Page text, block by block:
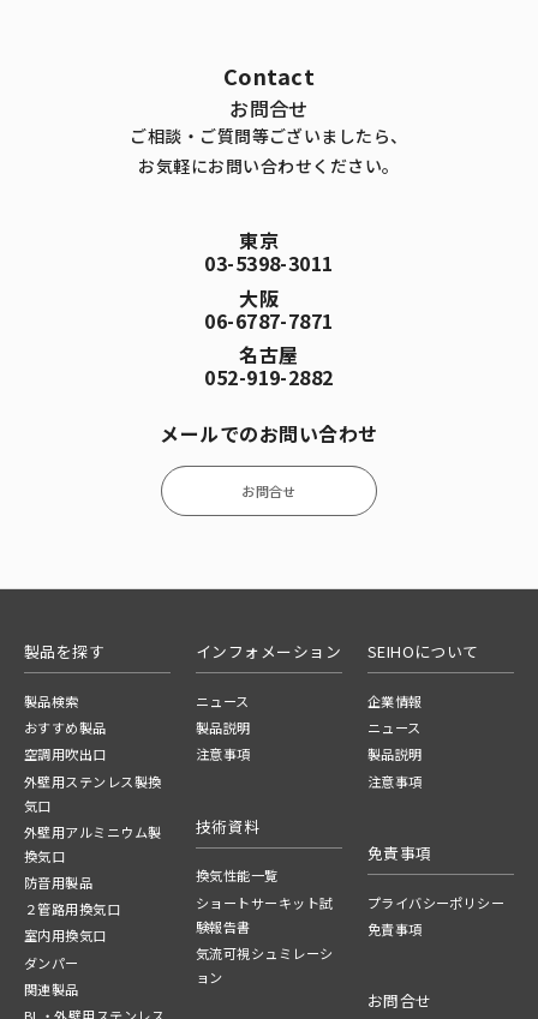
Contact
お問合せ
ご相談・ご質問等ございましたら、
お気軽にお問い合わせください。
東京
03-5398-3011
大阪
06-6787-7871
名古屋
052-919-2882
メールでのお問い合わせ
お問合せ
製品を探す
製品検索
おすすめ製品
空調用吹出口
外壁用ステンレス製換
気口
外壁用アルミニウム製
換気口
防音用製品
２管路用換気口
室内用換気口
ダンパー
関連製品
インフォメーション
ニュース
製品説明
注意事項
技術資料
換気性能一覧
ショートサーキット試
験報告書
気流可視シュミレーシ
ョン
SEIHOについて
企業情報
ニュース
製品説明
注意事項
免責事項
プライバシーポリシー
免責事項
お問合せ